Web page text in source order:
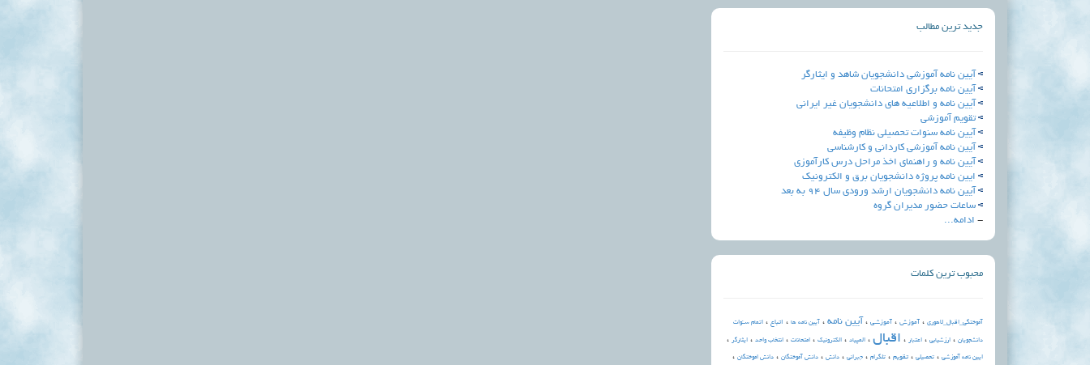
جدید ترین مطالب
آیین نامه آموزشی دانشجویان شاهد و ایثارگر
آيين نامه برگزاري امتحانات
آیین نامه و اطلاعیه های دانشجویان غیر ایرانی
تقویم آموزشی
آیین نامه سنوات تحصیلی نظام وظیفه
آیین نامه آموزشی کاردانی و کارشناسی
آیین نامه و راهنمای اخذ مراحل درس کارآموزی
ایین نامه پروژه دانشجویان برق و الکترونیک
آیین نامه دانشجویان ارشد ورودی سال 94 به بعد
ساعات حضور مدیران گروه
- ادامه...
محبوب ترین کلمات
آموختگی_اقبال_لاهوری ، آموزش ، آموزشی ، آیین نامه ، آیین نامه ها ، اتباع ، اتمام سنوات
دانشجویان ، ارزشیابی ، اعتبار ، اقبال ، المپیاد ، الکترونيک ، امتحانات ، انتخاب واحد ، ایثارگر ،
ایین نامه آموزشی ، تحصیلی ، تقویم ، تلگرام ، جبرانی ، دانش ، دانش آموختگان ، دانش اموختگان ،